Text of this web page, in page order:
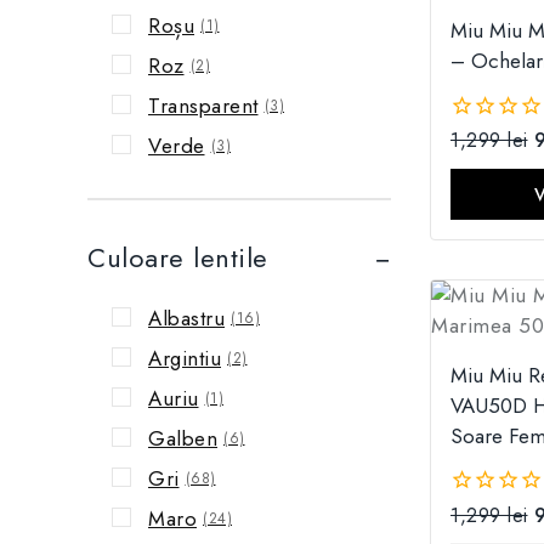
Miu Miu
–
0
1,299lei
Miu Miu
VAU50D
Soare
0
1,299lei
Roșu (1)
Roz (2)
Transparent (3)
Verde (3)
Culoare lentile
Albastru (16)
Argintiu (2)
Auriu (1)
Galben (6)
Gri (68)
Maro (24)